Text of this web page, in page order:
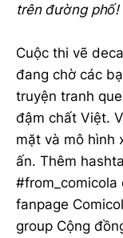
trên đường phố!
Cuộc thi vẽ
đang chờ các
truyện tranh
đậm chất Việt.
mặt và mô hình
ấn. Thêm
#from_comicola
fanpage
group Cộng